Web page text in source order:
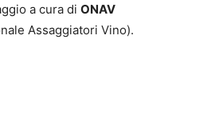
a cura di ONAV
Assaggiatori Vino).